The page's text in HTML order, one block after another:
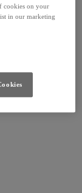
cookies on your
in our marketing